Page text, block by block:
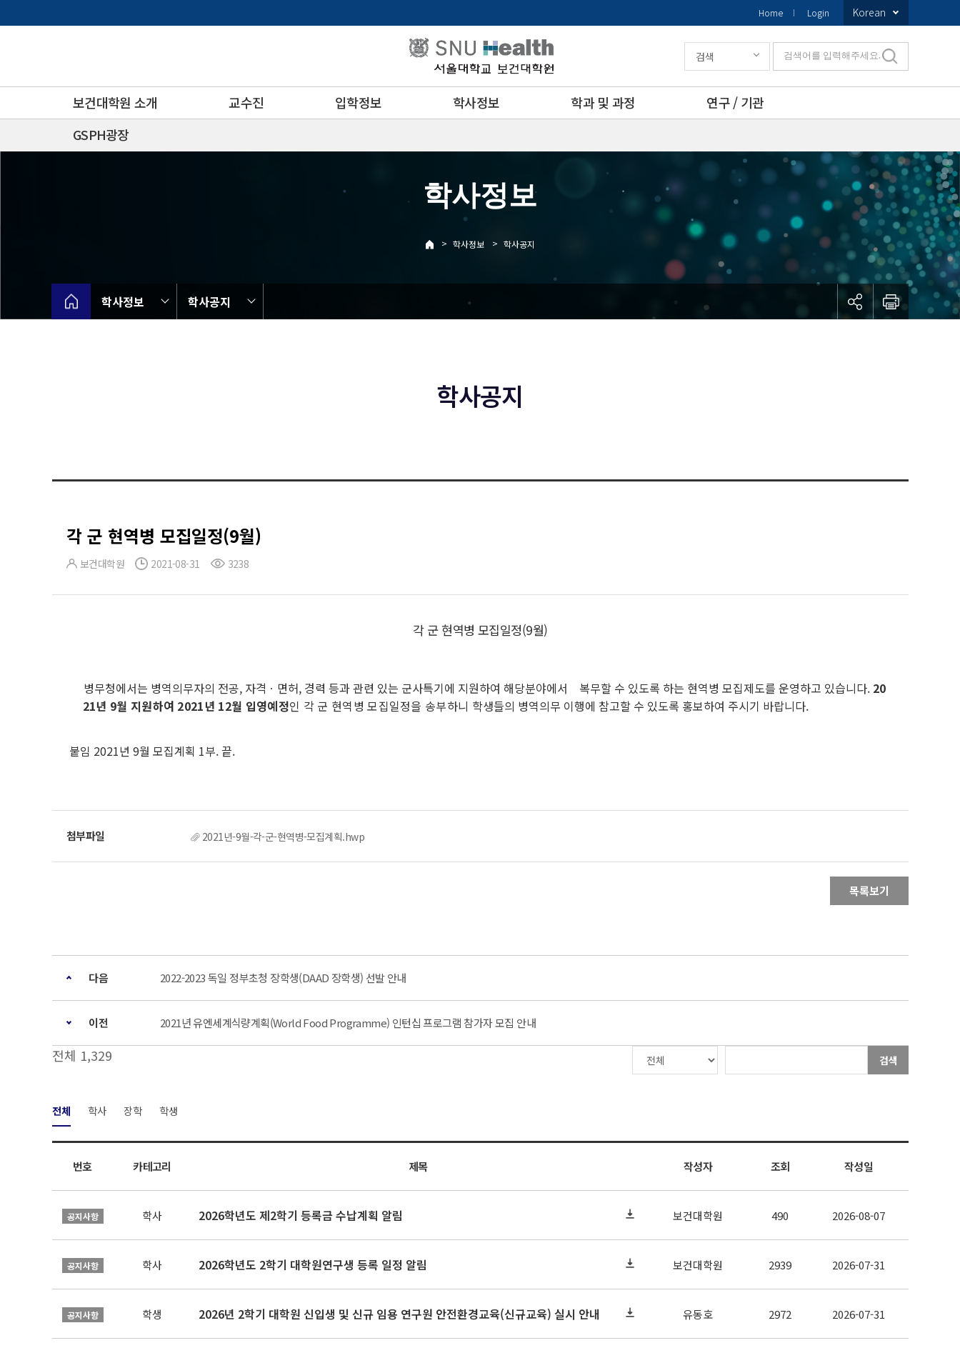
로
Home Login Korean
보건대학원 소개 교수진 입학정보 학사정보 학과 및 과정
연구 / 기관
GSPH광장
검색 검색어를 입력해주세요.
학사정보
> 학사정보 > 학사공지
학사정보 학사공지
학사공지
각 군 현역병 모집일정(9월)
보건대학원 2021-08-31 3238
각 군 현역병 모집일정(9월)
병무청에서는 병역의무자의 전공, 자격ㆍ면허, 경력 등과 관련 있는 군사특기에 지원하여 해당분야에서 복무할 수 있도록 하는 현역병 모집제도를 운영하고 있습니다. 20
21년 9월 지원하여 2021년 12월 입영예정인 각 군 현역병 모집일정을 송부하니 학생들의 병역의무 이행에 참고할 수 있도록 홍보하여 주시기 바랍니다.
붙임 2021년 9월 모집계획 1부. 끝.
2021년-9월-각-군-현역병-모집계획.hwp
목록보기
다음 2022-2023 독일 정부초청 장학생(DAAD 장학생) 선발 안내
이전 2021년 유엔세계식량계획(World Food Programme) 인턴십 프로그램 참가자 모집 안내
전체 1,329 검색
전체 학사 장학 학생
번호 카테고리 제목 작성자 조회 작성일
공지사항 학사 2026학년도 제2학기 등록금 수납계획 알림 보건대학원 490 2026-08-07
공지사항 학사 2026학년도 2학기 대학원연구생 등록 일정 알림 보건대학원 2939 2026-07-31
공지사항 학생 2026년 2학기 대학원 신입생 및 신규 임용 연구원 안전환경교육(신규교육) 실시 안내 유동호 2972 2026-07-31